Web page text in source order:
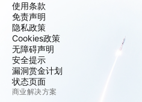
使用条款
免责声明
隐私政策
Cookies政策
无障碍声明
安全提示
漏洞赏金计划
状态页面
商业解决方案